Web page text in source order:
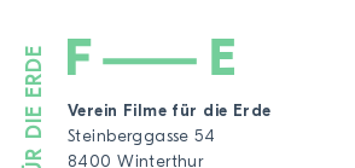
Verein Filme für die Erde
Steinberggasse 54
8400 Winterthur